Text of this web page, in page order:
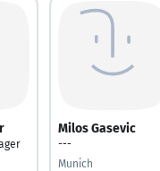
Milos Gasevic
---
Munich